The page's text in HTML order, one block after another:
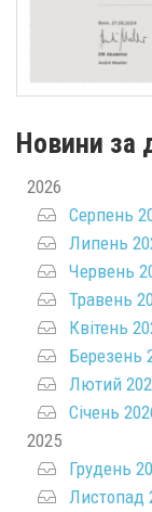
Новини за
2026
Серпень
Липень
Червень
Травень
Квітень
Березень
Лютий
Січень
2025
Грудень
Листопад